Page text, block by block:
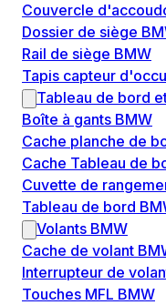
Couvercle
Dossier de siège
Rail de siège BMW
Tapis capteur
Tableau de bord
Boîte à gants BMW
Cache planche de
Cache Tableau de
Cuvette de
Tableau de bord
Volants BMW
Cache de volant
Interrupteur de
Touches MFL BMW